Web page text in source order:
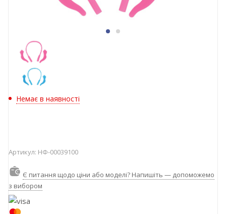
Немає в наявності
Артикул: НФ-00039100
Є питання щодо ціни або моделі? Напишіть — допоможемо
з вибором